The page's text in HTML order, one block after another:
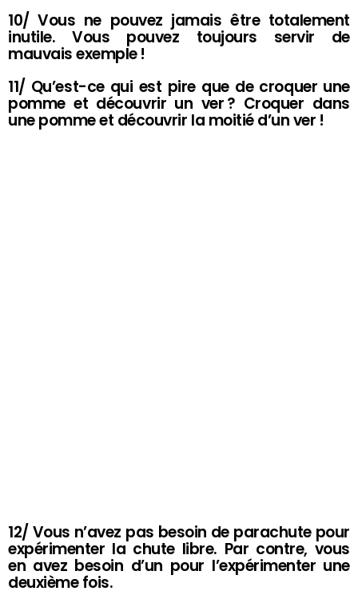
10/ Vous ne pouvez jamais être totalement
inutile. Vous pouvez toujours servir de
mauvais exemple !
11/ Qu’est-ce qui est pire que de croquer une
pomme et découvrir un ver ? Croquer dans
une pomme et découvrir la moitié d’un ver !
12/ Vous n’avez pas besoin de parachute pour
expérimenter la chute libre. Par contre, vous
en avez besoin d’un pour l’expérimenter une
deuxième fois.